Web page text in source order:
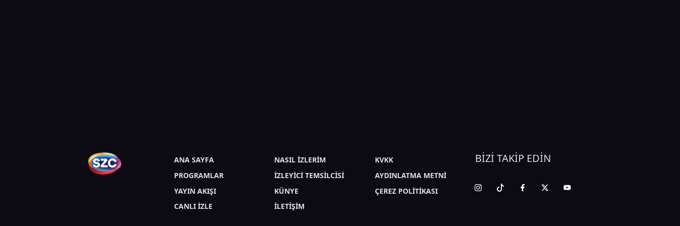
ANA SAYFA
PROGRAMLAR
YAYIN AKIŞI
CANLI İZLE
NASIL İZLERİM
İZLEYİCİ TEMSİLCİSİ
KÜNYE
İLETİŞİM
KVKK
AYDINLATMA METNİ
ÇEREZ POLİTİKASI
BİZİ TAKİP EDİN